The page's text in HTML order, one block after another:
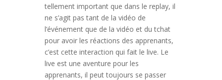
tellement important que dans le replay, il
ne s’agit pas tant de la vidéo de
l’événement que de la vidéo et du tchat
pour avoir les réactions des apprenants,
c’est cette interaction qui fait le live. Le
live est une aventure pour les
apprenants, il peut toujours se passer